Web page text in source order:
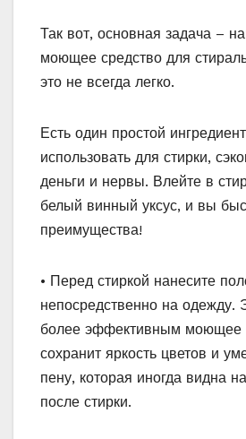
Так вот, основная задача –
моющее средство для
это не всегда легко.
Есть один простой
использовать для стирки,
деньги и нервы. Влейте в
белый винный уксус, и вы
преимущества!
• Перед стиркой нанесите
непосредственно на одежду.
более эффективным моющее
сохранит яркость цветов и
пену, которая иногда видна
после стирки.